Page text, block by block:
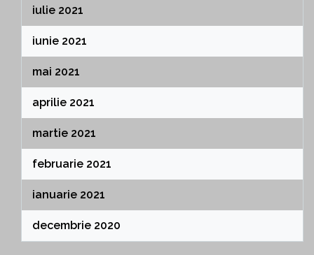
iulie 2021
iunie 2021
mai 2021
aprilie 2021
martie 2021
februarie 2021
ianuarie 2021
decembrie 2020